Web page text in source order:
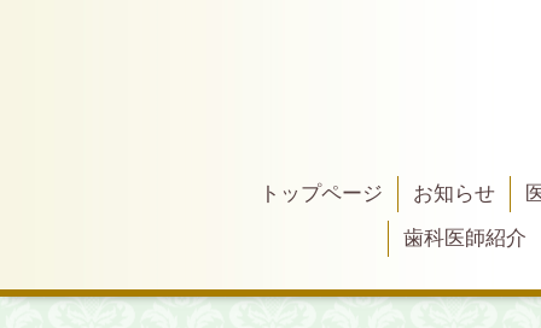
トップページ お知らせ
歯科医師紹介